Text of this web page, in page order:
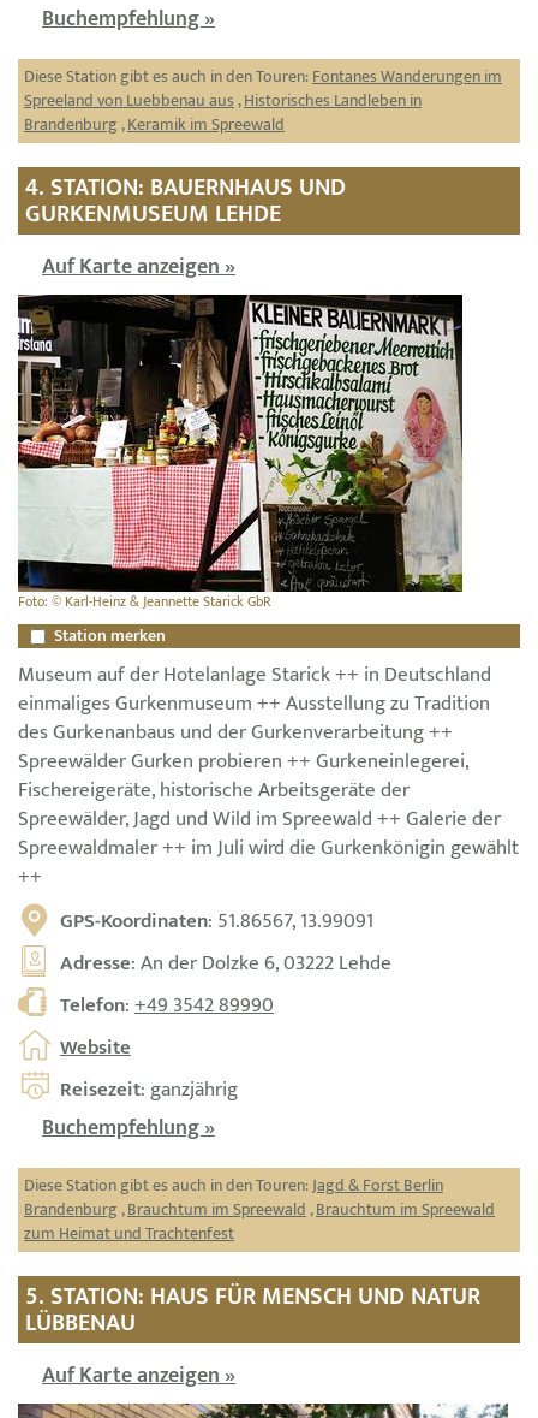
Buchempfehlung »
Diese Station gibt es auch in den Touren:Fontanes Wanderungen im
Spreeland von Luebbenau aus,Historisches Landleben in
Brandenburg ,Keramik im Spreewald
4. STATION: BAUERNHAUS UND
GURKENMUSEUM LEHDE
Auf Karte anzeigen »
Foto: © Karl-Heinz & Jeannette Starick GbR
Station merken
Museum auf der Hotelanlage Starick ++ in Deutschland
einmaliges Gurkenmuseum ++ Ausstellung zu Tradition
des Gurkenanbaus und der Gurkenverarbeitung ++
Spreewälder Gurken probieren ++ Gurkeneinlegerei,
Fischereigeräte, historische Arbeitsgeräte der
Spreewälder, Jagd und Wild im Spreewald ++ Galerie der
Spreewaldmaler ++ im Juli wird die Gurkenkönigin gewählt
++
GPS-Koordinaten: 51.86567, 13.99091
Adresse: An der Dolzke 6, 03222 Lehde
Telefon:+49 3542 89990
Website
Reisezeit: ganzjährig
Buchempfehlung »
Diese Station gibt es auch in den Touren:Jagd & Forst Berlin
Brandenburg ,Brauchtum im Spreewald,Brauchtum im Spreewald
zum Heimat und Trachtenfest
5. STATION: HAUS FÜR MENSCH UND NATUR
LÜBBENAU
Auf Karte anzeigen »